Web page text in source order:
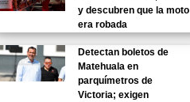
y descubren que la moto
era robada
Detectan boletos de
Matehuala en
parquímetros de
Victoria; exigen